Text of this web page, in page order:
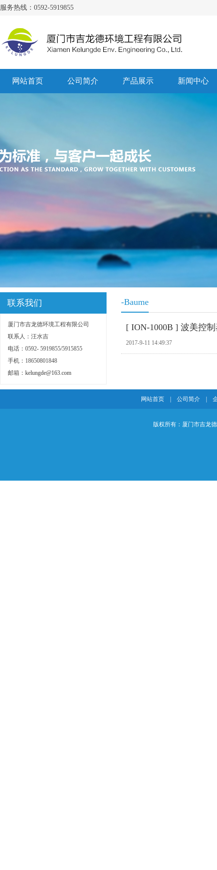
服务热线：0592-5919855
网站首页 公司简介 产品展示 新闻中心
联系我们
厦门市吉龙德环境工程有限公司
联系人：汪水吉
电话：0592- 5919855/5915855
手机：18650801848
邮箱： kelungde@163.com
-Baume
[ ION-1000B ] 波美控
2017-9-11 14:49:37
网站首页 公司简介
版权所有：厦门市吉龙